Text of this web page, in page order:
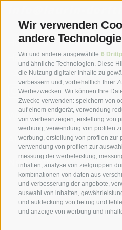
Wir verwenden
andere
Wir und andere ausgewählte 6
und ähnliche Technologien. Diese
die Nutzung digitaler Inhalte zu
verbessern und, vorbehaltlich Ihrer
Werbezwecken. Wir können Ihre
Zwecke verwenden: speichern von
auf einem endgerät, verwendung
von werbeanzeigen, erstellung von
werbung, verwendung von profilen
werbung, erstellung von profilen zur
verwendung von profilen zur
messung der werbeleistung,
inhalten, analyse von zielgruppen
kombinationen von daten aus
und verbesserung der angebote,
auswahl von inhalten,
und aufdeckung von betrug und
und anzeige von werbung und
T +39 0473 923
info@laurin-
Hotel Laurin | Familie
Hauptstraße 35
I-39019 Tirol bei Meran
Wetter
Anreise
Newsletter